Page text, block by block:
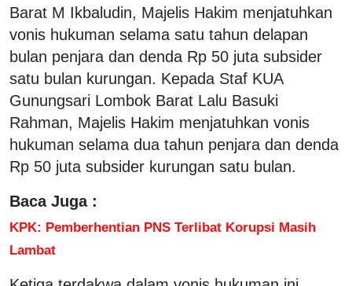
Barat M Ikbaludin, Majelis Hakim menjatuhkan
vonis hukuman selama satu tahun delapan
bulan penjara dan denda Rp 50 juta subsider
satu bulan kurungan. Kepada Staf KUA
Gunungsari Lombok Barat Lalu Basuki
Rahman, Majelis Hakim menjatuhkan vonis
hukuman selama dua tahun penjara dan denda
Rp 50 juta subsider kurungan satu bulan.
Baca Juga :
KPK: Pemberhentian PNS Terlibat Korupsi Masih
Lambat